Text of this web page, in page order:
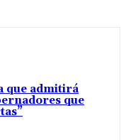
que admitirá
que